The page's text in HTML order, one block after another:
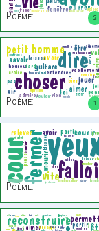
2
Poème:
1
Poème:
Poème: